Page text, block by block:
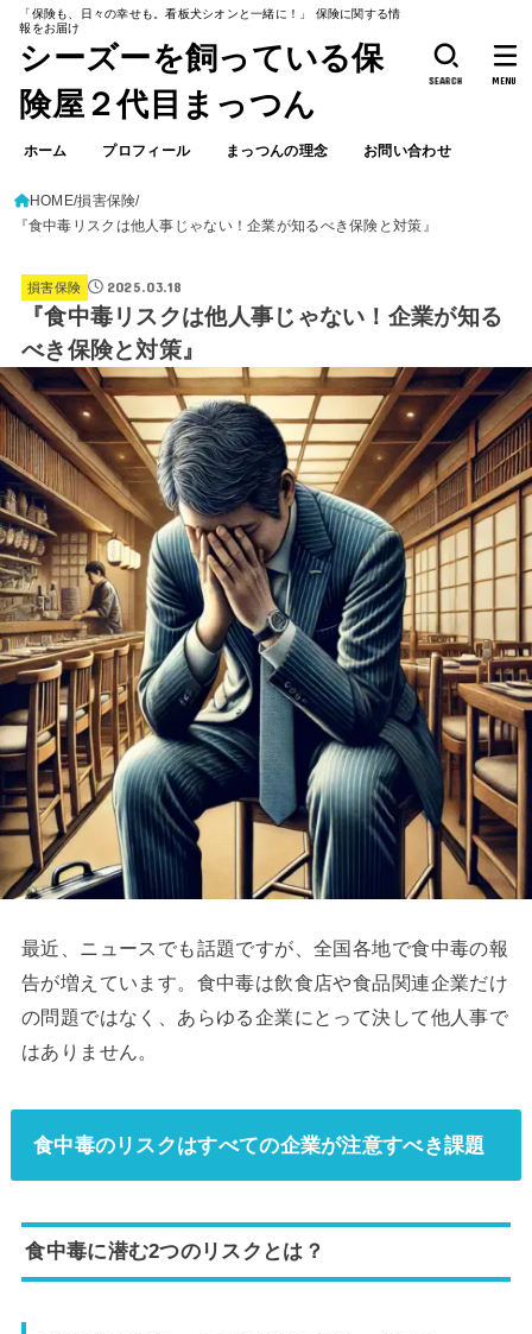
「保険も、日々の幸せも。看板犬シオンと一緒に！」 保険に関する情
報をお届け
シーズーを飼っている保
険屋２代目まっつん
ホーム プロフィール まっつんの理念 お問い合わせ
SEARCH MENU
HOME 損害保険
『食中毒リスクは他人事じゃない！企業が知るべき保険と対策』
損害保険 2025.03.18
『食中毒リスクは他人事じゃない！企業が知る
べき保険と対策』
最近、ニュースでも話題ですが、全国各地で食中毒の報
告が増えています。食中毒は飲食店や食品関連企業だけ
の問題ではなく、あらゆる企業にとって決して他人事で
はありません。
食中毒のリスクはすべての企業が注意すべき課題
食中毒に潜む2つのリスクとは？